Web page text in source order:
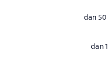
dan 50
dan